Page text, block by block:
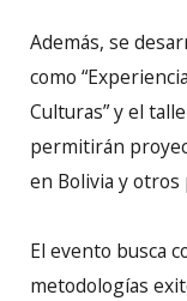
Además, se
como
Culturas” y el
permitirán
en Bolivia y otros
El evento busca
metodologías